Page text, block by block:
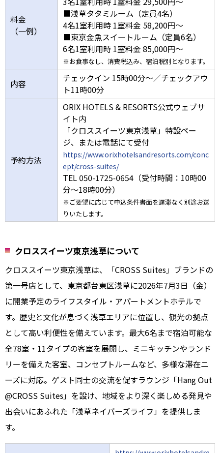
料金
（一例）
■浅草タタミルーム（定員4名）
4名1室利用時 1室料金 58,200円～
■東京金魚スイートルーム（定員6名）
6名1室利用時 1室料金 85,000円～
※お食事なし、消費税込み、宿泊税別となります。
内容
チェックイン 15時00分～／チェックアウ
ト11時00分
予約方法
ORIX HOTELS & RESORTS公式ウェブサ
イト内
「クロススイーツ東京浅草」特設ペー
ジ、または電話にて受付
https://www.orixhotelsandresorts.com/conc
ept/cross-suites/
TEL 050-1725-0654（受付時間：10時00
分～18時00分）
※ご要望に応じて申込条件書面を遅滞なく別途お送
りいたします。
クロススイーツ東京浅草について
クロススイーツ東京浅草は、「CROSS Suites」ブランドの
第一号店として、東京都台東区浅草に2026年7月3日（金）
に開業予定のライフスタイル・アパートメントホテルで
す。歴史と文化が息づく浅草エリアに位置し、観光の拠点
として高い利便性を備えています。最大6名まで宿泊可能な
全78室・11タイプの客室を展開し、ミニキッチンやランド
リーを備えた客室、コンセプトルームなど、多様な滞在ニ
ーズに対応。ゲスト同士の交流を促すラウンジ「Hang Out
@CROSS Suites」を設け、地域をより深く楽しめる発見や
出会いにあふれた「浅草ネイバーズライフ」を提供しま
す。